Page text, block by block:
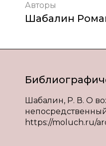
Авторы
Шабалин
Шабалин, Р. В. О
https://moluch.ru/